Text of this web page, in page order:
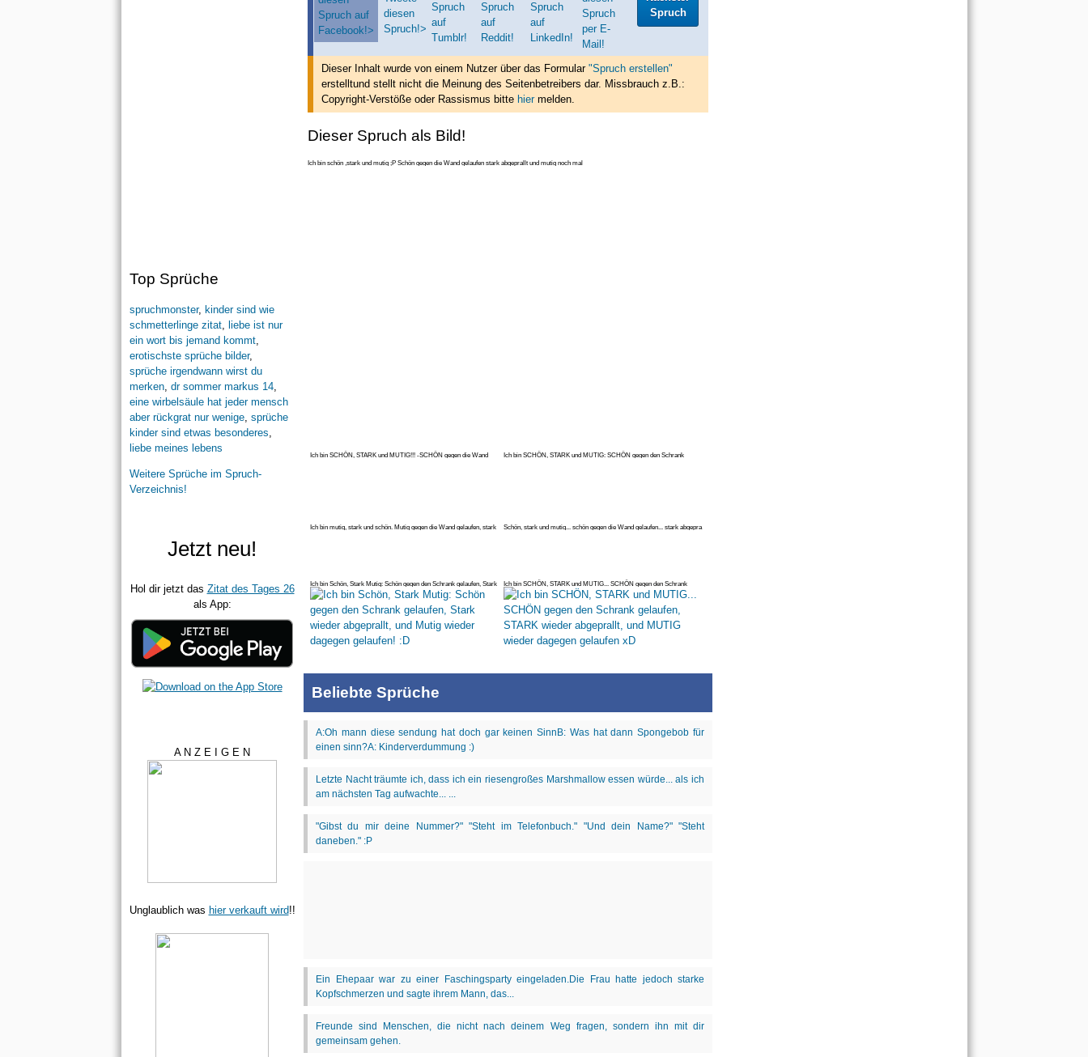
Top Sprüche
spruchmonster, kinder sind wie
schmetterlinge zitat, liebe ist nur
ein wort bis jemand kommt,
erotischste sprüche bilder,
sprüche irgendwann wirst du
merken, dr sommer markus 14,
eine wirbelsäule hat jeder mensch
aber rückgrat nur wenige, sprüche
kinder sind etwas besonderes,
liebe meines lebens
Weitere Sprüche im Spruch-
Verzeichnis!
Jetzt neu!
Hol dir jetzt das Zitat des Tages 26
als App:
A N Z E I G E N
Unglaublich was hier verkauft wird!!
Spruch
Dieser Inhalt wurde von einem Nutzer über das Formular "Spruch erstellen"
erstelltund stellt nicht die Meinung des Seitenbetreibers dar. Missbrauch z.B.:
Copyright-Verstöße oder Rassismus bitte hiermelden.
Dieser Spruch als Bild!
Ich bin schön ,stark und mutig ;P Schön gegen die Wand gelaufen stark abgeprallt und mutig noch mal
Ich bin SCHÖN, STARK und MUTIG!!! -SCHÖN gegen die Wand
Ich bin SCHÖN, STARK und MUTIG: SCHÖN gegen den Schrank
Ich bin mutig, stark und schön. Mutig gegen die Wand gelaufen, stark
Schön, stark und mutig... schön gegen die Wand gelaufen... stark abgepra
Ich bin Schön, Stark Mutig: Schön gegen den Schrank gelaufen, Stark
wied
Ich bin SCHÖN, STARK und MUTIG... SCHÖN gegen den Schrank
gelaufen, STAR
Beliebte Sprüche